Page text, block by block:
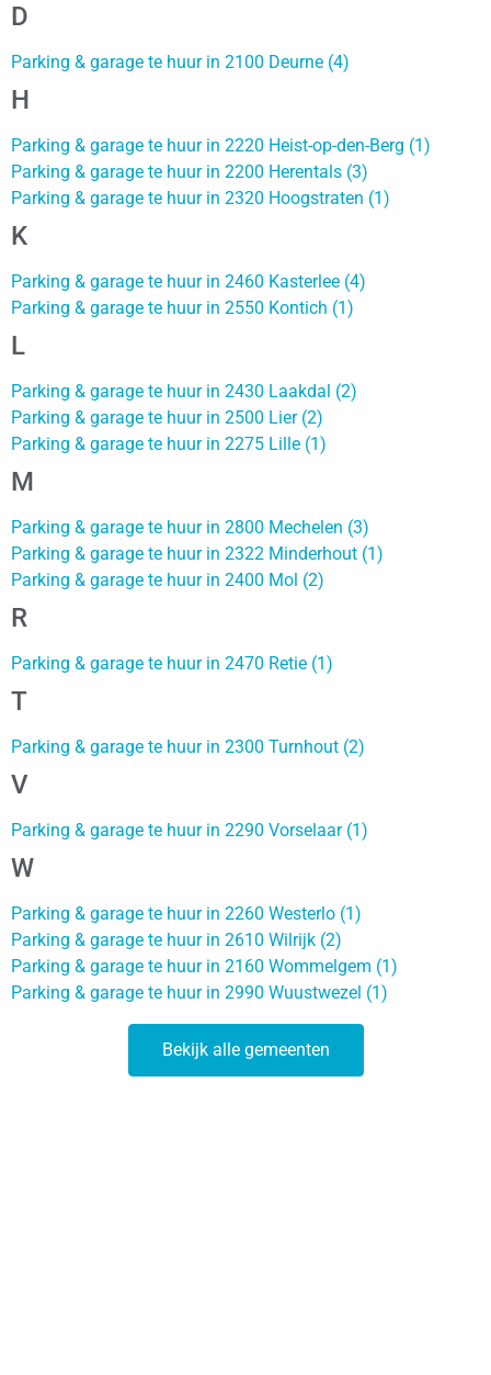
D
Parking & garage te huur in 2100 Deurne (4)
H
Parking & garage te huur in 2220 Heist-op-den-Berg (1)
Parking & garage te huur in 2200 Herentals (3)
Parking & garage te huur in 2320 Hoogstraten (1)
K
Parking & garage te huur in 2460 Kasterlee (4)
Parking & garage te huur in 2550 Kontich (1)
L
Parking & garage te huur in 2430 Laakdal (2)
Parking & garage te huur in 2500 Lier (2)
Parking & garage te huur in 2275 Lille (1)
M
Parking & garage te huur in 2800 Mechelen (3)
Parking & garage te huur in 2322 Minderhout (1)
Parking & garage te huur in 2400 Mol (2)
R
Parking & garage te huur in 2470 Retie (1)
T
Parking & garage te huur in 2300 Turnhout (2)
V
Parking & garage te huur in 2290 Vorselaar (1)
W
Parking & garage te huur in 2260 Westerlo (1)
Parking & garage te huur in 2610 Wilrijk (2)
Parking & garage te huur in 2160 Wommelgem (1)
Parking & garage te huur in 2990 Wuustwezel (1)
Bekijk alle gemeenten